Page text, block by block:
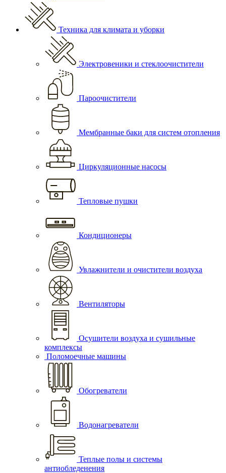
Техника для климата и уборки
Электровеники и стеклоочистители
Пароочистители
Мембранные баки для систем отопления
Циркуляционные насосы
Тепловые пушки
Кондиционеры
Увлажнители и очистители воздуха
Вентиляторы
Осушители воздуха и сушильные
комплексы
Поломоечные машины
Обогреватели
Водонагреватели
Теплые полы и системы
антиобледенения